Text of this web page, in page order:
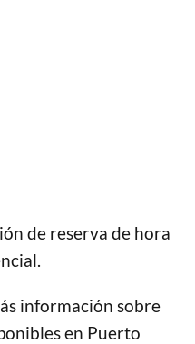
de reserva de hora
información sobre
en Puerto